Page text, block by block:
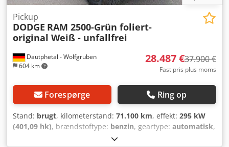
Dautphetal - Wolfgruben
604 km
Pickup
DODGE RAM 2500-Grün foliert-
original Weiß - unfallfrei
28.487 €37.900 €
Fast pris plus moms
Forespørge Ring op
Stand: brugt, kilometerstand: 71.100 km, effekt: 295 kW
(401,09 hk), brændstoftype: benzin, geartype: automatisk,
, emissionsklasse: